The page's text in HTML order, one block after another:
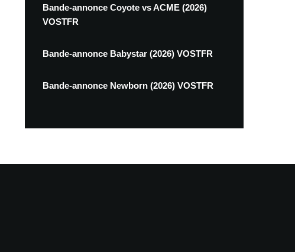
Bande-annonce Coyote vs ACME (2026)
VOSTFR
Bande-annonce Babystar (2026) VOSTFR
Bande-annonce Newborn (2026) VOSTFR